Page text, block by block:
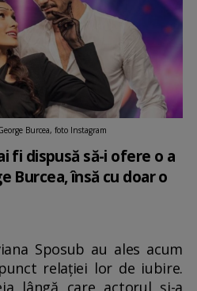
Burcea, foto Instagram
fi dispusă să-i ofere o a
Burcea, însă cu doar o
Sposub au ales acum
relației lor de iubire.
lângă care actorul și-a